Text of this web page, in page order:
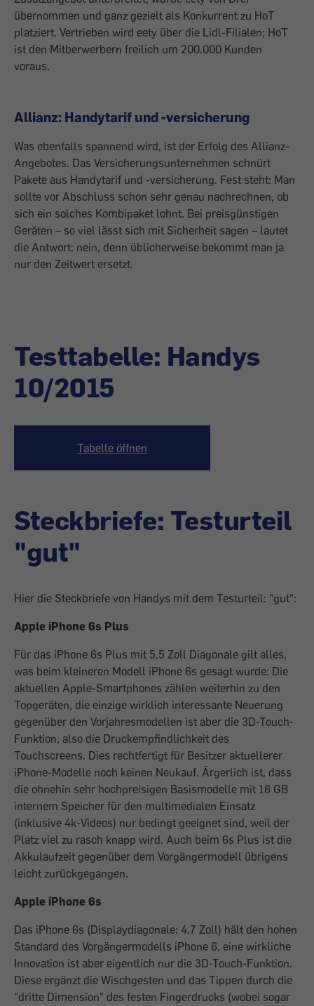
übernommen und ganz gezielt als Konkurrent zu HoT
platziert. Vertrieben wird eety über die Lidl-Filialen; HoT
ist den Mitberwerbern freilich um 200.000 Kunden
voraus.
Allianz: Handytarif und -versicherung
Was ebenfalls spannend wird, ist der Erfolg des Allianz-
Angebotes. Das Versicherungsunternehmen schnürt
Pakete aus Handytarif und -versicherung. Fest steht: Man
sollte vor Abschluss schon sehr genau nachrechnen, ob
sich ein solches Kombipaket lohnt. Bei preisgünstigen
Geräten – so viel lässt sich mit Sicherheit sagen – lautet
die Antwort: nein, denn üblicherweise bekommt man ja
nur den Zeitwert ersetzt.
Testtabelle: Handys
10/2015
Tabelle öffnen
Steckbriefe: Testurteil
"gut"
Hier die Steckbriefe von Handys mit dem Testurteil: "gut":
Apple iPhone 6s Plus
Für das iPhone 6s Plus mit 5,5 Zoll Diagonale gilt alles,
was beim kleineren Modell iPhone 6s gesagt wurde: Die
aktuellen Apple-Smartphones zählen weiterhin zu den
Topgeräten, die einzige wirklich interessante Neuerung
gegenüber den Vorjahresmodellen ist aber die 3D-Touch-
Funktion, also die Druckempfindlichkeit des
Touchscreens. Dies rechtfertigt für Besitzer aktuellerer
iPhone-Modelle noch keinen Neukauf. Ärgerlich ist, dass
die ohnehin sehr hochpreisigen Basismodelle mit 16 GB
internem Speicher für den multimedialen Einsatz
(inklusive 4k-Videos) nur bedingt geeignet sind, weil der
Platz viel zu rasch knapp wird. Auch beim 6s Plus ist die
Akkulaufzeit gegenüber dem Vorgängermodell übrigens
leicht zurückgegangen.
Apple iPhone 6s
Das iPhone 6s (Displaydiagonale: 4,7 Zoll) hält den hohen
Standard des Vorgängermodells iPhone 6, eine wirkliche
Innovation ist aber eigentlich nur die 3D-Touch-Funktion.
Diese ergänzt die Wischgesten und das Tippen durch die
"dritte Dimension" des festen Fingerdrucks (wobei sogar